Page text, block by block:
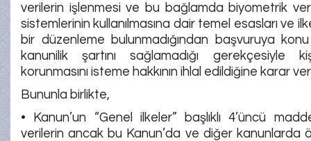
verilerin işlenmesi ve bu bağlamda biyometrik
sistemlerinin kullanılmasına dair temel esasları ve
bir düzenleme bulunmadığından başvuruya
kanunilik şartını sağlamadığı gerekçesiyle
korunmasını isteme hakkının ihlal edildiğine karar
Bununla birlikte,
• Kanun’un “Genel ilkeler” başlıklı 4’üncü
verilerin ancak bu Kanun’da ve diğer kanunlarda